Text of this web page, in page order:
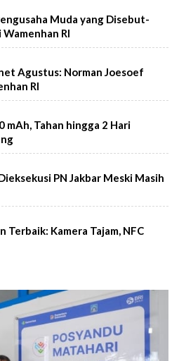
Muda yang Disebut-
RI
Agustus: Norman Joesoef
RI
mAh, Tahan hingga 2 Hari
PN Jakbar Meski Masih
Terbaik: Kamera Tajam, NFC